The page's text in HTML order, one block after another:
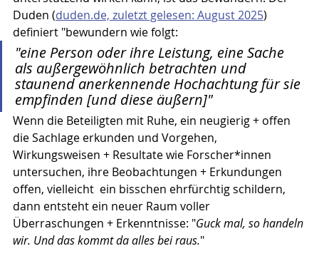
Duden (duden.de, zuletzt gelesen: August 2025)
definiert "bewundern wie folgt:
"eine Person oder ihre Leistung, eine Sache
als außergewöhnlich betrachten und
staunend anerkennende Hochachtung für sie
empfinden [und diese äußern]"
Wenn die Beteiligten mit Ruhe, ein neugierig + offen
die Sachlage erkunden und Vorgehen,
Wirkungsweisen + Resultate wie Forscher*innen
untersuchen, ihre Beobachtungen + Erkundungen
offen, vielleicht  ein bisschen ehrfürchtig schildern,
dann entsteht ein neuer Raum voller
Überraschungen + Erkenntnisse: "Guck mal, so handeln
wir. Und das kommt da alles bei raus."